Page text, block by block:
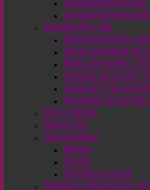
Ediciones Recreativas
Sociedad Editora
Aquellos 80s y 90s
Animes de los 80s y
Dibujos Animados de
Música de los 80s y
Películas de los 80s y
Series de TV de los
Variedades de los 80s
Arte y Cultura
Cinema CC0
Coleccionismo
Relojes
Puzzles
Vehículos a escala
Cuidados, Alimentación y